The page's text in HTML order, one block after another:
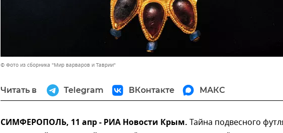
© Фото из сборника "Мир варваров и Таврии"
Читать в Telegram ВКонтакте МАКС
СИМФЕРОПОЛЬ, 11 апр - РИА Новости Крым. Тайна подвесного